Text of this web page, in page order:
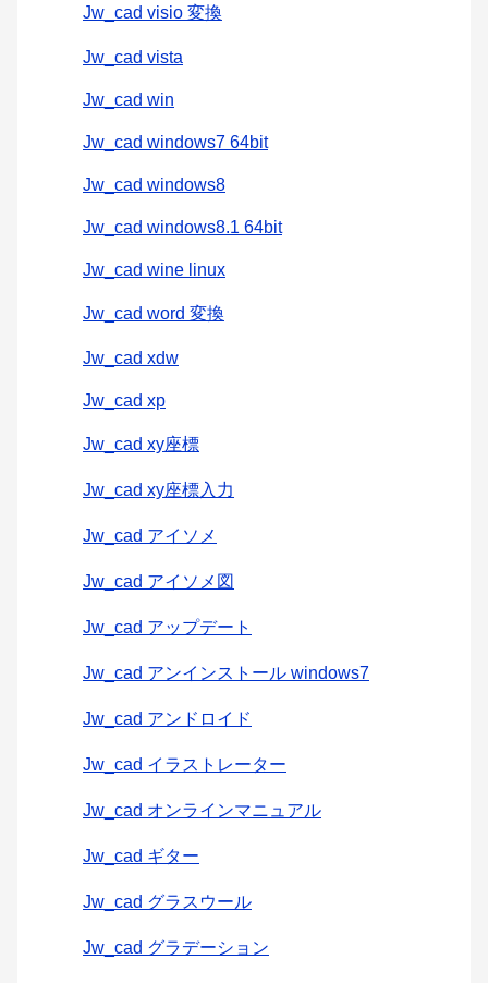
Jw_cad visio 変換
Jw_cad vista
Jw_cad win
Jw_cad windows7 64bit
Jw_cad windows8
Jw_cad windows8.1 64bit
Jw_cad wine linux
Jw_cad word 変換
Jw_cad xdw
Jw_cad xp
Jw_cad xy座標
Jw_cad xy座標入力
Jw_cad アイソメ
Jw_cad アイソメ図
Jw_cad アップデート
Jw_cad アンインストール windows7
Jw_cad アンドロイド
Jw_cad イラストレーター
Jw_cad オンラインマニュアル
Jw_cad ギター
Jw_cad グラスウール
Jw_cad グラデーション